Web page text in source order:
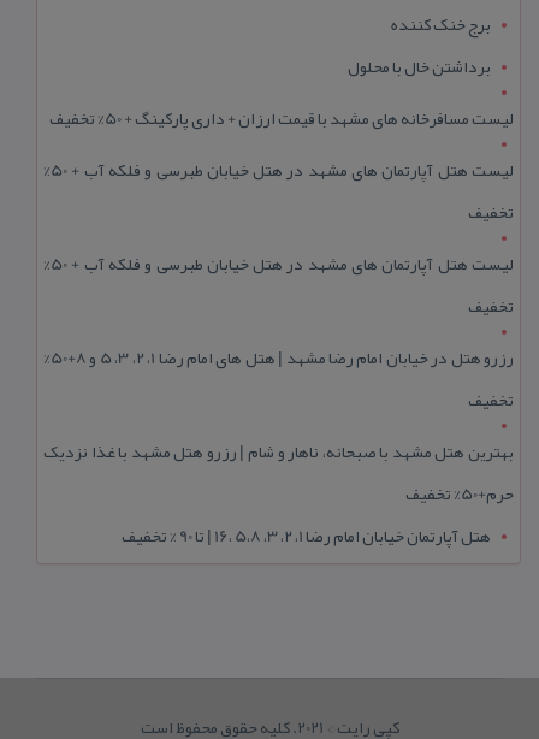
برج خنک کننده
برداشتن خال با محلول
لیست مسافرخانه های مشهد با قیمت ارزان + داری پارکینگ + 50% تخفیف
لیست هتل آپارتمان های مشهد در هتل خیابان طبرسی و فلکه آب + 50%
تخفیف
لیست هتل آپارتمان های مشهد در هتل خیابان طبرسی و فلکه آب + 50%
تخفیف
رزرو هتل در خیابان امام رضا مشهد | هتل‌ های امام رضا 1، 2، 3، 5 و 8+50%
تخفیف
بهترین هتل مشهد با صبحانه، ناهار و شام | رزرو هتل مشهد با غذا نزدیک
حرم+50% تخفیف
هتل آپارتمان خیابان امام رضا 1، 2، 3، 5،8 ،16 | تا 90 % تخفیف
کپی رایت © 2021. کلیه حقوق محفوظ است